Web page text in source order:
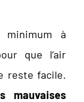
minimum à
que l’air
reste facile.
mauvaises